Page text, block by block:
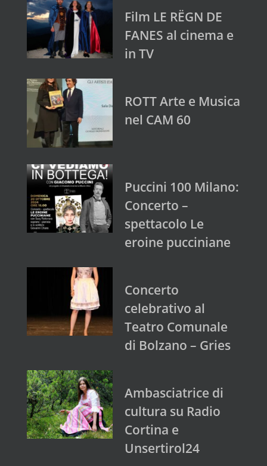
Film LE RËGN DE
FANES al cinema e
in TV
ROTT Arte e Musica
nel CAM 60
Puccini 100 Milano:
Concerto –
spettacolo Le
eroine pucciniane
Concerto
celebrativo al
Teatro Comunale
di Bolzano – Gries
Ambasciatrice di
cultura su Radio
Cortina e
Unsertirol24